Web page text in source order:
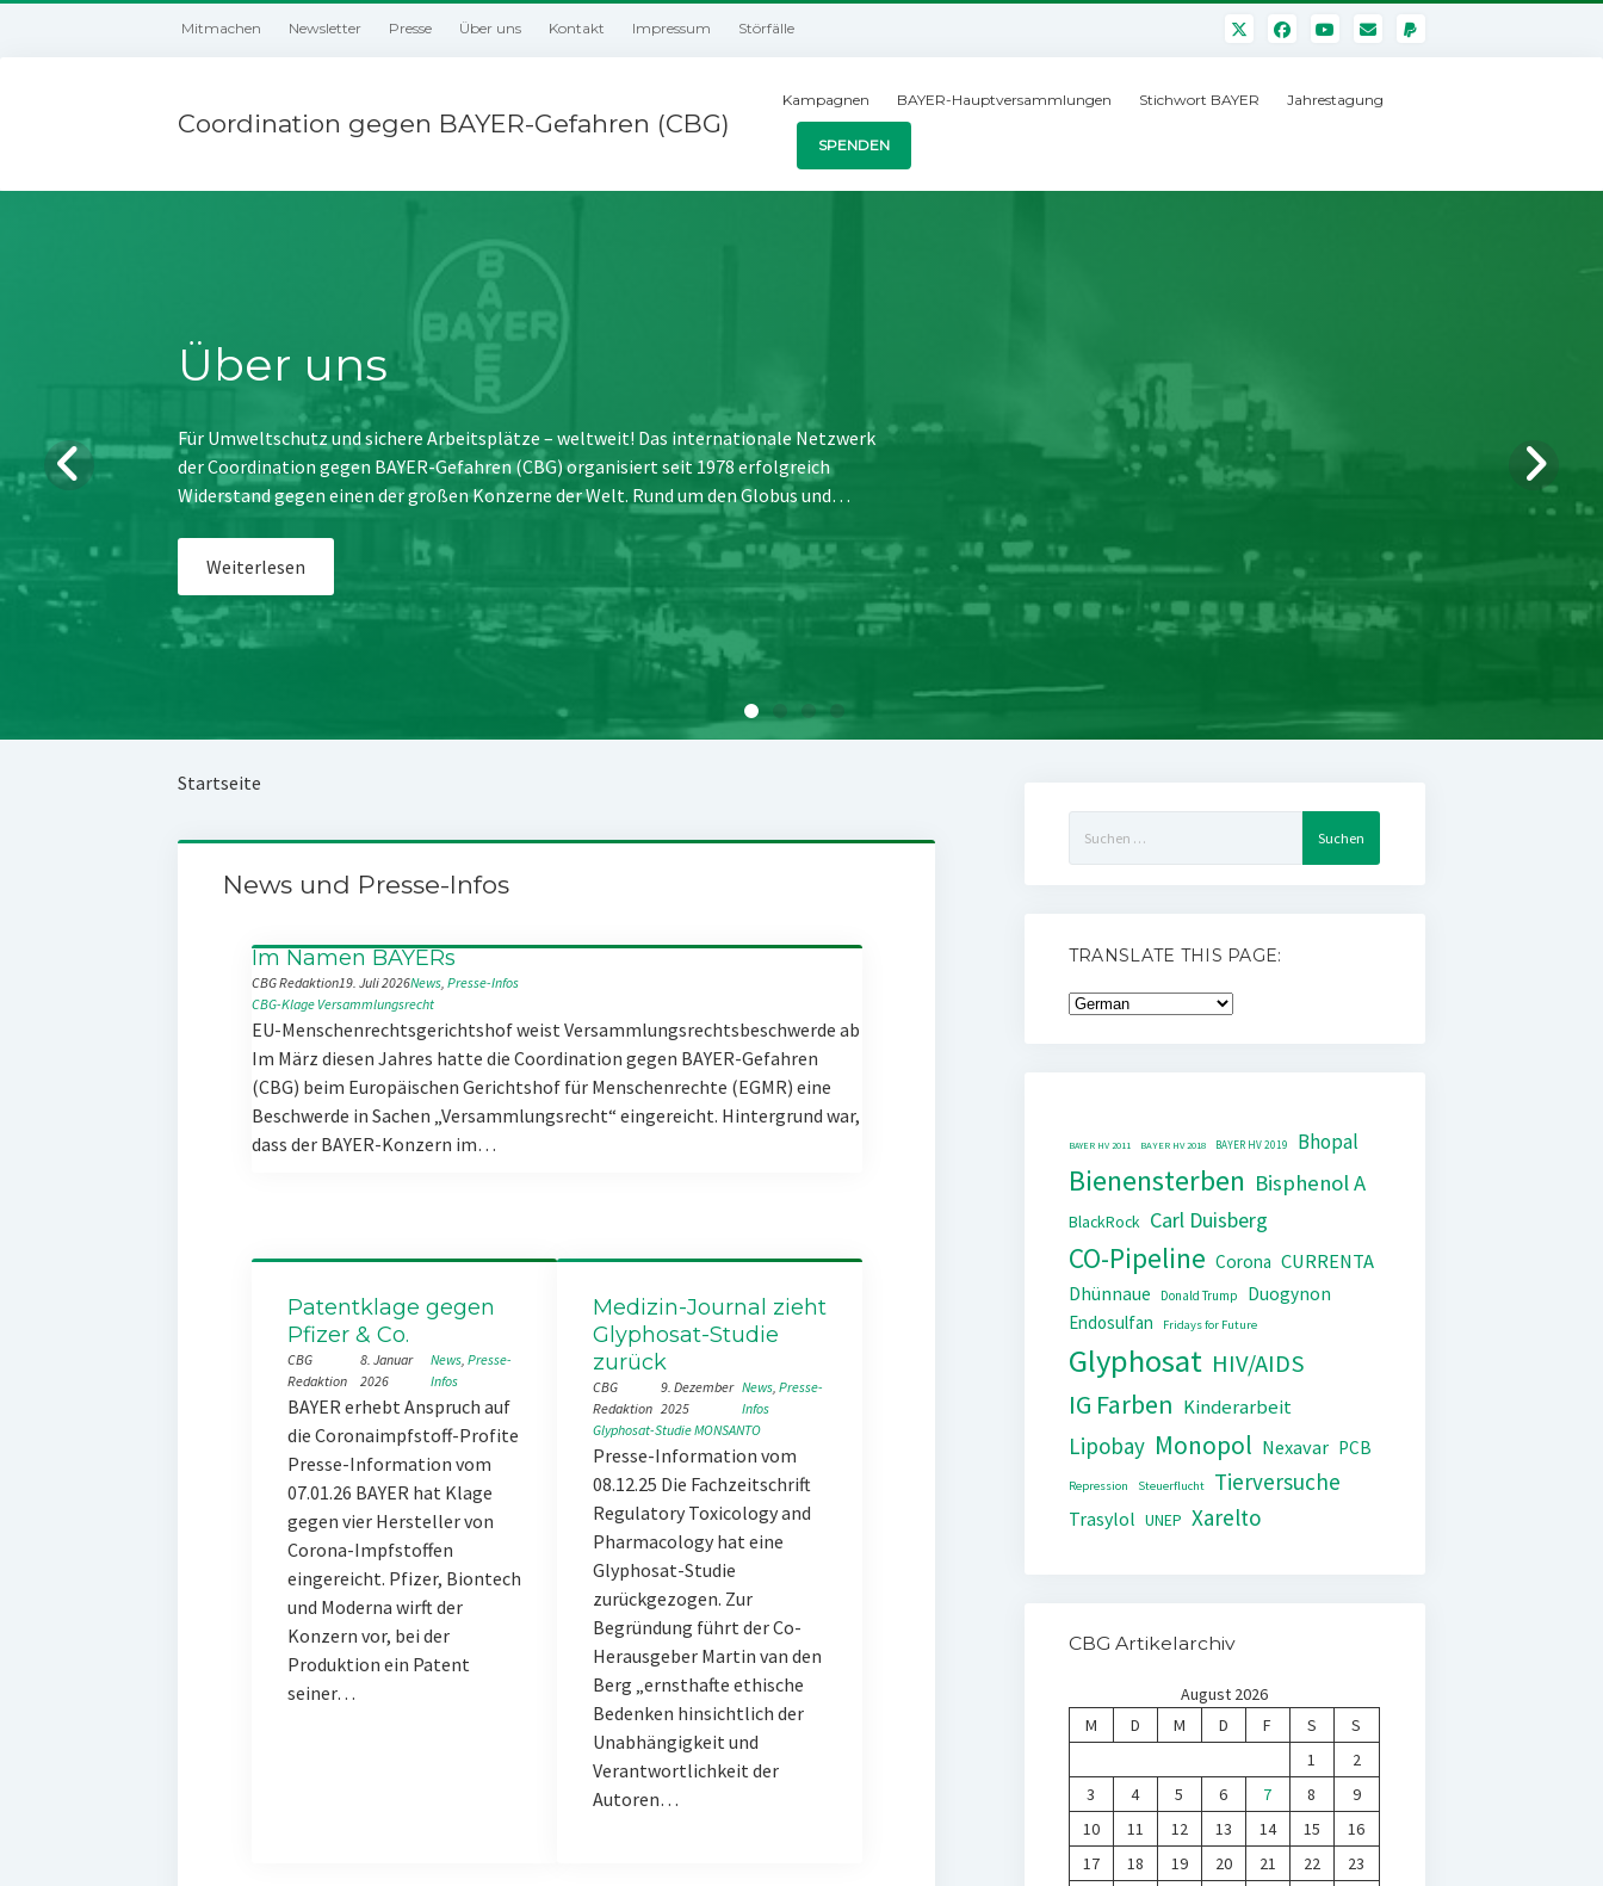
Mitmachen Newsletter Presse Über uns Kontakt Impressum Störfälle
Coordination gegen BAYER-Gefahren (CBG)
Kampagnen BAYER-Hauptversammlungen Stichwort BAYER Jahrestagung
SPENDEN
Über uns
Für Umweltschutz und sichere Arbeitsplätze – weltweit! Das internationale Netzwerk
der Coordination gegen BAYER-Gefahren (CBG) organisiert seit 1978 erfolgreich
Widerstand gegen einen der großen Konzerne der Welt. Rund um den Globus und…
Weiterlesen
Startseite
News und Presse-Infos
Im Namen BAYERs
CBG Redaktion19. Juli 2026News, Presse-Infos
CBG-Klage Versammlungsrecht
EU-Menschenrechtsgerichtshof weist Versammlungsrechtsbeschwerde ab
Im März diesen Jahres hatte die Coordination gegen BAYER-Gefahren
(CBG) beim Europäischen Gerichtshof für Menschenrechte (EGMR) eine
Beschwerde in Sachen „Versammlungsrecht“ eingereicht. Hintergrund war,
dass der BAYER-Konzern im…
Patentklage gegen
Pfizer & Co.
CBG
Redaktion
8. Januar
2026
News, Presse-
Infos
BAYER erhebt Anspruch auf
die Coronaimpfstoff-Profite
Presse-Information vom
07.01.26 BAYER hat Klage
gegen vier Hersteller von
Corona-Impfstoffen
eingereicht. Pfizer, Biontech
und Moderna wirft der
Konzern vor, bei der
Produktion ein Patent
seiner…
Medizin-Journal zieht
Glyphosat-Studie
zurück
CBG
Redaktion
9. Dezember
2025
News, Presse-
Infos
Glyphosat-StudieMONSANTO
Presse-Information vom
08.12.25 Die Fachzeitschrift
Regulatory Toxicology and
Pharmacology hat eine
Glyphosat-Studie
zurückgezogen. Zur
Begründung führt der Co-
Herausgeber Martin van den
Berg „ernsthafte ethische
Bedenken hinsichtlich der
Unabhängigkeit und
Verantwortlichkeit der
Autoren…
nach:
TRANSLATE THIS PAGE:
BAYER HV 2011 BAYER HV 2018 BAYER HV 2019 Bhopal
Bienensterben Bisphenol A
BlackRock Carl Duisberg
CO-Pipeline Corona CURRENTA
Dhünnaue Donald Trump
Duogynon
Endosulfan
Fridays for Future
Glyphosat HIV/AIDS
IG Farben Kinderarbeit
Lipobay Monopol Nexavar PCB
Repression Steuerflucht Tierversuche
Trasylol UNEP Xarelto
CBG Artikelarchiv
August 2026
M
D M D F S
S
1
2
3
4 5 6 7 8
9
10
11 12 13 14 15
16
17
18 19 20 21 22
23